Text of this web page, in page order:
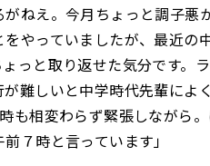
ねえ。今月ちょっと調子悪
やっていましたが、最近の
っと取り返せた気分です。
難しいと中学時代先輩によ
も相変わらず緊張しながら
７時と言っています」